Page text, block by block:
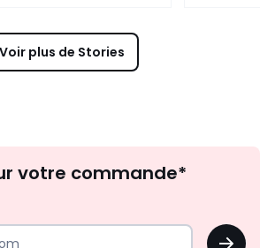
Voir plus de Stories
à
newsletter
votre commande*
OK